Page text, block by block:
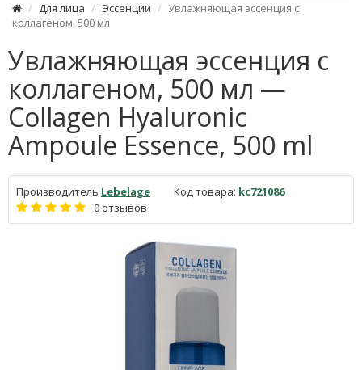
Для лица Эссенции
Увлажняющая эссенция с
коллагеном, 500 мл
Увлажняющая эссенция с
коллагеном, 500 мл —
Collagen Hyaluronic
Ampoule Essence, 500 ml
Производитель Lebelage Код товара: kc721086
0 отзывов